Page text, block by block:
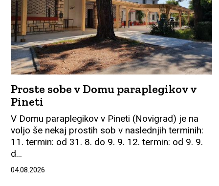
Proste sobe v Domu paraplegikov v
Pineti
V Domu paraplegikov v Pineti (Novigrad) je na
voljo še nekaj prostih sob v naslednjih terminih:
11. termin: od 31. 8. do 9. 9. 12. termin: od 9. 9.
d...
04.08.2026